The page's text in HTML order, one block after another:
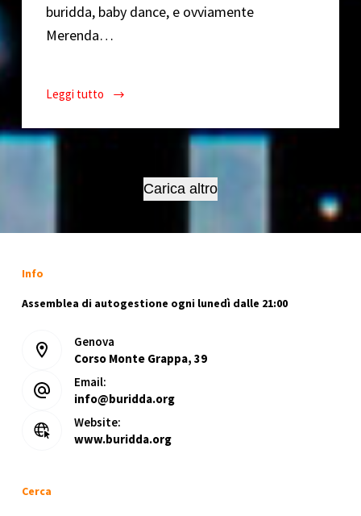
buridda, baby dance, e ovviamente
Merenda…
Leggi tutto
Pignatta
Carica altro
Info
Assemblea di autogestione ogni lunedì dalle 21:00
Genova
Corso Monte Grappa, 39
Email:
info@buridda.org
Website:
www.buridda.org
Cerca